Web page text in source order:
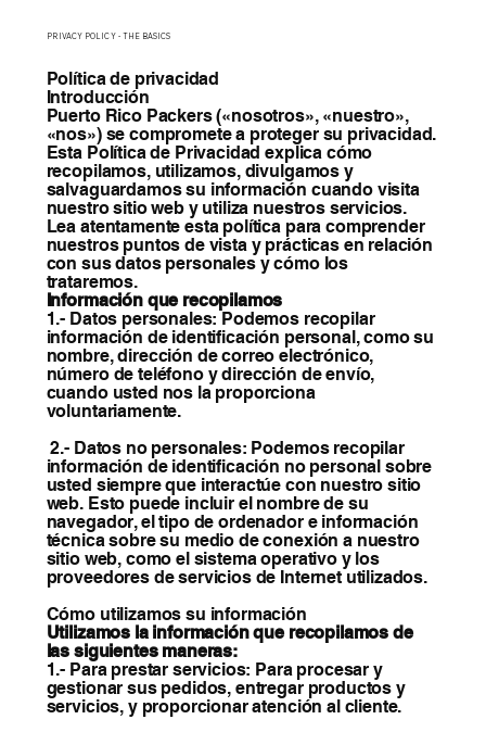
PRIVACY POLICY - THE BASICS
Política de privacidad
Introducción
Puerto Rico Packers («nosotros», «nuestro»,
«nos») se compromete a proteger su privacidad.
Esta Política de Privacidad explica cómo
recopilamos, utilizamos, divulgamos y
salvaguardamos su información cuando visita
nuestro sitio web y utiliza nuestros servicios.
Lea atentamente esta política para comprender
nuestros puntos de vista y prácticas en relación
con sus datos personales y cómo los
trataremos.
Información que recopilamos
1.- Datos personales: Podemos recopilar
información de identificación personal, como su
nombre, dirección de correo electrónico,
número de teléfono y dirección de envío,
cuando usted nos la proporciona
voluntariamente.
2.- Datos no personales: Podemos recopilar
información de identificación no personal sobre
usted siempre que interactúe con nuestro sitio
web. Esto puede incluir el nombre de su
navegador, el tipo de ordenador e información
técnica sobre su medio de conexión a nuestro
sitio web, como el sistema operativo y los
proveedores de servicios de Internet utilizados.
Cómo utilizamos su información
Utilizamos la información que recopilamos de
las siguientes maneras:
1.- Para prestar servicios: Para procesar y
gestionar sus pedidos, entregar productos y
servicios, y proporcionar atención al cliente.